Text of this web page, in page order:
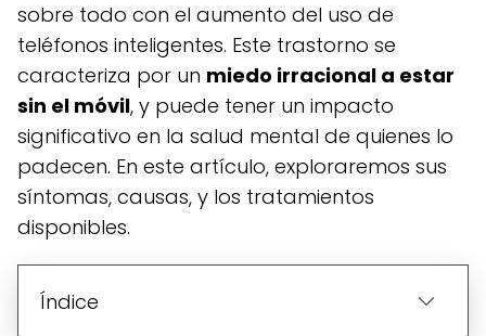
sobre todo con el aumento del uso de
teléfonos inteligentes. Este trastorno se
caracteriza por un miedo irracional a estar
sin el móvil, y puede tener un impacto
significativo en la salud mental de quienes lo
padecen. En este artículo, exploraremos sus
síntomas, causas, y los tratamientos
disponibles.
Índice